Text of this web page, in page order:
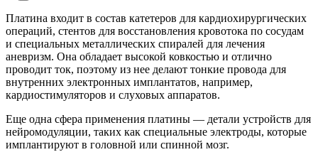
Платина входит в состав катетеров для кардиохирургических
операций, стентов для восстановления кровотока по сосудам
и специальных металлических спиралей для лечения
аневризм. Она обладает высокой ковкостью и отлично
проводит ток, поэтому из нее делают тонкие провода для
внутренних электронных имплантатов, например,
кардиостимуляторов и слуховых аппаратов.
Еще одна сфера применения платины — детали устройств для
нейромодуляции, таких как специальные электроды, которые
имплантируют в головной или спинной мозг.